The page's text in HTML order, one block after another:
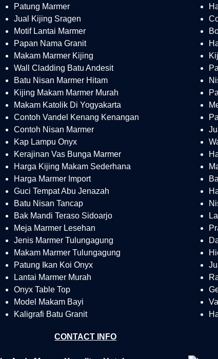
Patung Marmer
Jual Kijing Sragen
Motif Lantai Marmer
Papan Nama Granit
Makam Marmer Kijing
Wall Cladding Batu Andesit
Batu Nisan Marmer Hitam
Kijing Makam Marmer Murah
Makam Katolik Di Yogyakarta
Contoh Vandel Kenang Kenangan
Contoh Nisan Marmer
Kap Lampu Onyx
Kerajinan Vas Bunga Marmer
Harga Kijing Makam Sederhana
Harga Marmer Import
Guci Tempat Abu Jenazah
Batu Nisan Tancap
Bak Mandi Teraso Sidoarjo
Meja Marmer Lesehan
Jenis Marmer Tulungagung
Makam Marmer Tulungagung
Patung Ikan Koi Onyx
Lantai Marmer Murah
Onyx Table Top
Model Makam Bayi
Kaligrafi Batu Granit
CONTACT INFO